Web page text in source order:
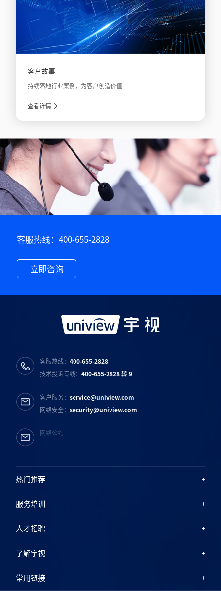
客户故事
持续落地行业案例，为客户创造价值
查看详情
客服热线：400-655-2828
立即咨询
热门推荐
服务培训
人才招聘
了解宇视
常用链接
客服热线：400-655-2828
技术投诉专线：400-655-2828 转 9
客户服务：service@uniview.com
网络安全：security@uniview.com
网络公约